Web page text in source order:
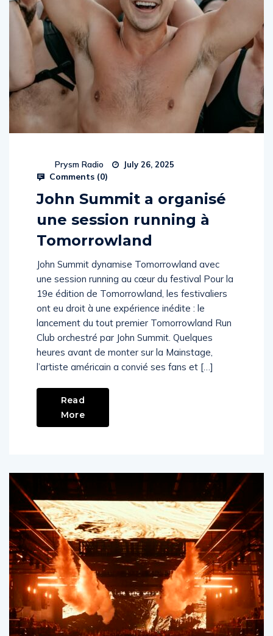
Prysm Radio July 26, 2025
Comments (0)
John Summit a organisé
une session running à
Tomorrowland
John Summit dynamise Tomorrowland avec
une session running au cœur du festival Pour la
19e édition de Tomorrowland, les festivaliers
ont eu droit à une expérience inédite : le
lancement du tout premier Tomorrowland Run
Club orchestré par John Summit. Quelques
heures avant de monter sur la Mainstage,
l’artiste américain a convié ses fans et […]
Read
More